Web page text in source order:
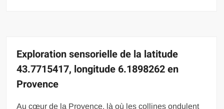
Exploration sensorielle de la latitude
43.7715417, longitude 6.1898262 en
Provence
Au cœur de la Provence, là où les collines ondulent